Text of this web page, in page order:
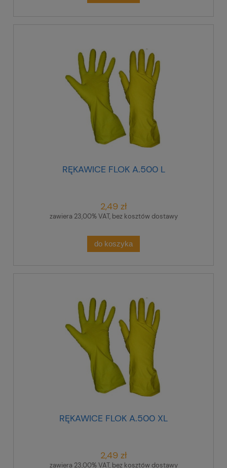
RĘKAWICE FLOK A.500 L
2,49 zł
zawiera 23,00% VAT, bez kosztów dostawy
do koszyka
RĘKAWICE FLOK A.500 XL
2,49 zł
zawiera 23,00% VAT, bez kosztów dostawy